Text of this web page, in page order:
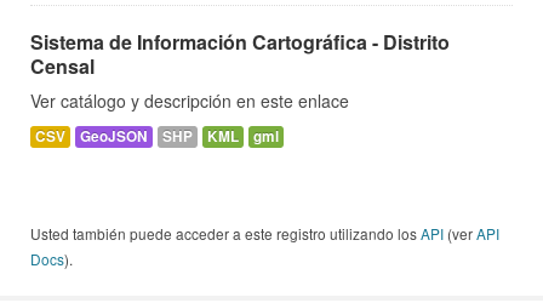
Sistema de Información Cartográfica - Distrito
Censal
Ver catálogo y descripción en este enlace
CSV GeoJSON SHP KML gml
Usted también puede acceder a este registro utilizando losAPI (verAPI
Docs).